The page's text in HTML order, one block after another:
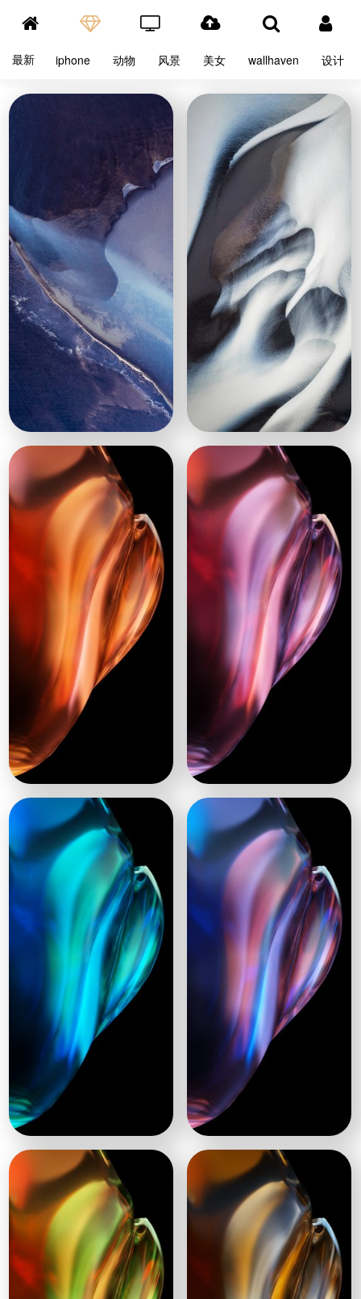
最新 iphone 动物 风景 美女 wallhaven 设计